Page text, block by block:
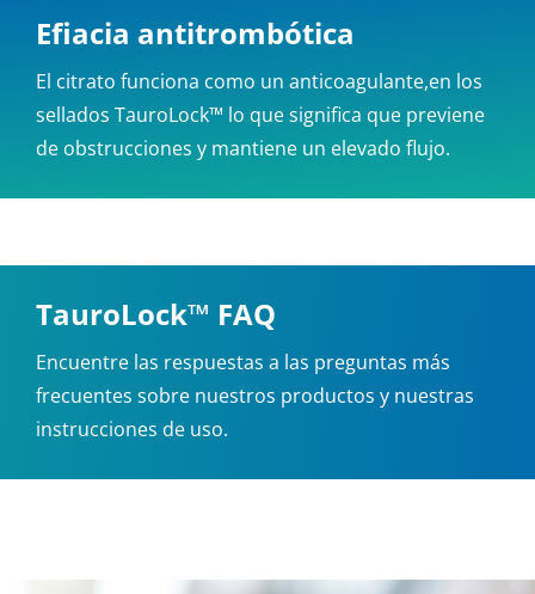
Efiacia antitrombótica
El citrato funciona como un anticoagulante,en los
sellados TauroLock™ lo que significa que previene
de obstrucciones y mantiene un elevado flujo.
TauroLock™ FAQ
Encuentre las respuestas a las preguntas más
frecuentes sobre nuestros productos y nuestras
instrucciones de uso.